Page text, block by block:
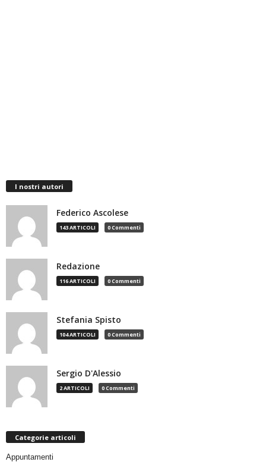
I nostri autori
Federico Ascolese
143 ARTICOLI 0 Commenti
Redazione
116 ARTICOLI 0 Commenti
Stefania Spisto
104 ARTICOLI 0 Commenti
Sergio D'Alessio
2 ARTICOLI 0 Commenti
Categorie articoli
Appuntamenti